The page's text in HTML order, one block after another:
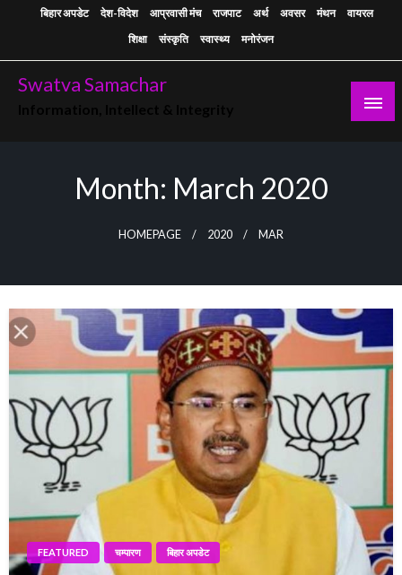
बिहार अपडेट देश-विदेश आप्रवासी मंच राजपाट अर्थ अवसर मंथन
वायरल
शिक्षा
संस्कृति स्वास्थ्य मनोरंजन
Swatva Samachar
Month: March 2020
HOMEPAGE 2020 MAR
FEATURED चम्पारण बिहार अपडेट